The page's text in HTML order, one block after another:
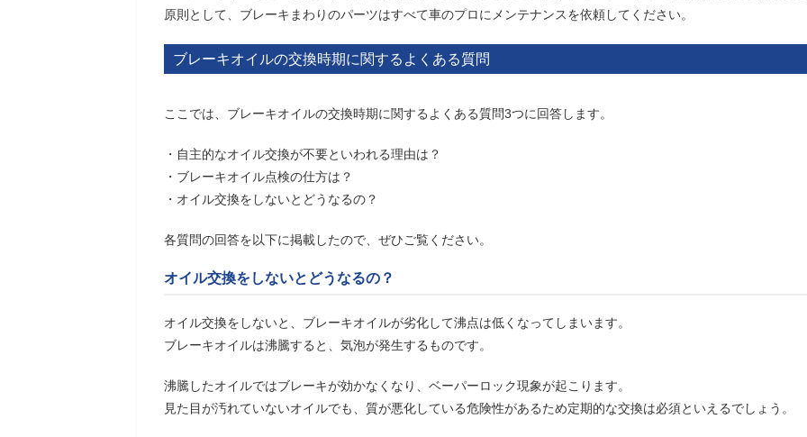
原則として、ブレーキまわりのパーツはすべて車のプロにメンテナンスを依頼してください。
ブレーキオイルの交換時期に関するよくある質問
ここでは、ブレーキオイルの交換時期に関するよくある質問3つに回答します。
・自主的なオイル交換が不要といわれる理由は？
・ブレーキオイル点検の仕方は？
・オイル交換をしないとどうなるの？
各質問の回答を以下に掲載したので、ぜひご覧ください。
オイル交換をしないとどうなるの？
オイル交換をしないと、ブレーキオイルが劣化して沸点は低くなってしまいます。
ブレーキオイルは沸騰すると、気泡が発生するものです。
沸騰したオイルではブレーキが効かなくなり、ベーパーロック現象が起こります。
見た目が汚れていないオイルでも、質が悪化している危険性があるため定期的な交換は必須といえるでしょう。